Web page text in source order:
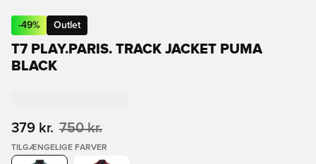
-49% Outlet
T7 PLAY.PARIS. TRACK JACKET PUMA
BLACK
379 kr. 750 kr.
TILGÆNGELIGE FARVER